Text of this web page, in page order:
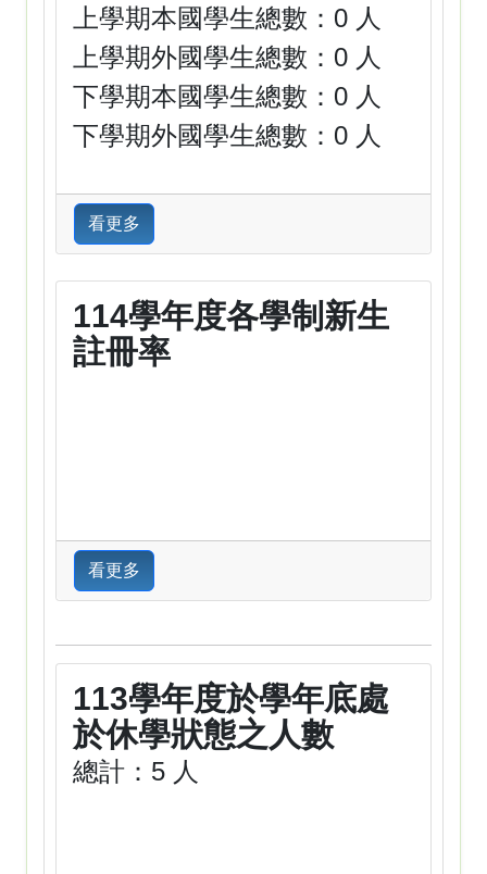
上學期本國學生總數：0 人
上學期外國學生總數：0 人
下學期本國學生總數：0 人
下學期外國學生總數：0 人
看更多
114學年度各學制新生
註冊率
看更多
113學年度於學年底處
於休學狀態之人數
總計：5 人